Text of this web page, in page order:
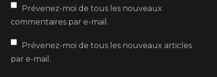
Prévenez-moi de tous les nouveaux
commentaires par e-mail.
Prévenez-moi de tous les nouveaux articles
par e-mail.